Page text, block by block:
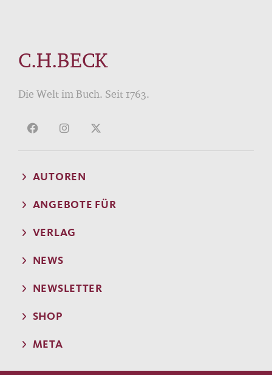
C.H.BECK
Die Welt im Buch. Seit 1763.
AUTOREN
ANGEBOTE FÜR
VERLAG
NEWS
NEWSLETTER
SHOP
META